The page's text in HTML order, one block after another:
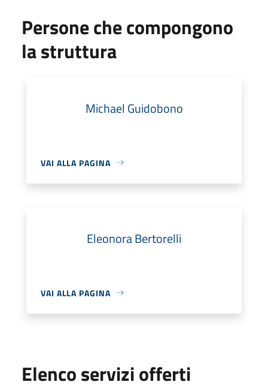
Persone che compongono
la struttura
Michael Guidobono
VAI ALLA PAGINA
Eleonora Bertorelli
VAI ALLA PAGINA
Elenco servizi offerti